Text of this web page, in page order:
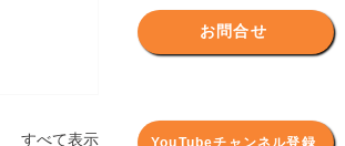
YouTubeチャンネル登録
お問合せ
すべて表示